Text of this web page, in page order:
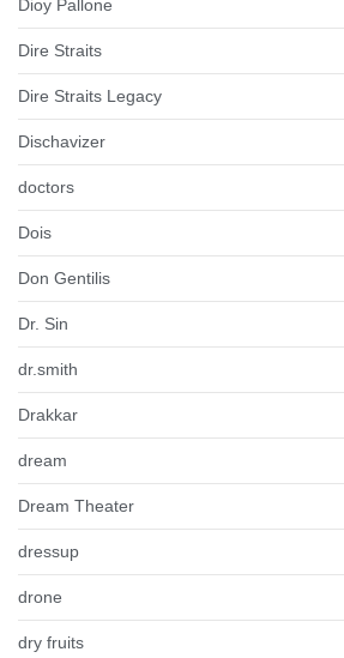
Dioy Pallone
Dire Straits
Dire Straits Legacy
Dischavizer
doctors
Dois
Don Gentilis
Dr. Sin
dr.smith
Drakkar
dream
Dream Theater
dressup
drone
dry fruits